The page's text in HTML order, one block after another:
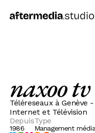
naxoo tv
Téléreseaux à Genève
Internet et Télévision
Depuis
1986
Type
Management média